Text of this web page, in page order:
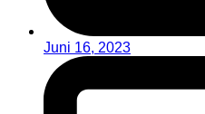
Juni 16, 2023